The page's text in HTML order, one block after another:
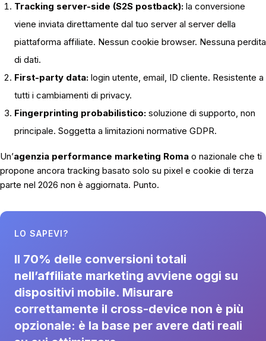
Tracking server-side (S2S postback): la conversione
viene inviata direttamente dal tuo server al server della
piattaforma affiliate. Nessun cookie browser. Nessuna perdita
di dati.
First-party data: login utente, email, ID cliente. Resistente a
tutti i cambiamenti di privacy.
Fingerprinting probabilistico: soluzione di supporto, non
principale. Soggetta a limitazioni normative GDPR.
Un’agenzia performance marketing Roma o nazionale che ti
propone ancora tracking basato solo su pixel e cookie di terza
parte nel 2026 non è aggiornata. Punto.
LO SAPEVI?
Il 70% delle conversioni totali
nell’affiliate marketing avviene oggi su
dispositivi mobile. Misurare
correttamente il cross-device non è più
opzionale: è la base per avere dati reali